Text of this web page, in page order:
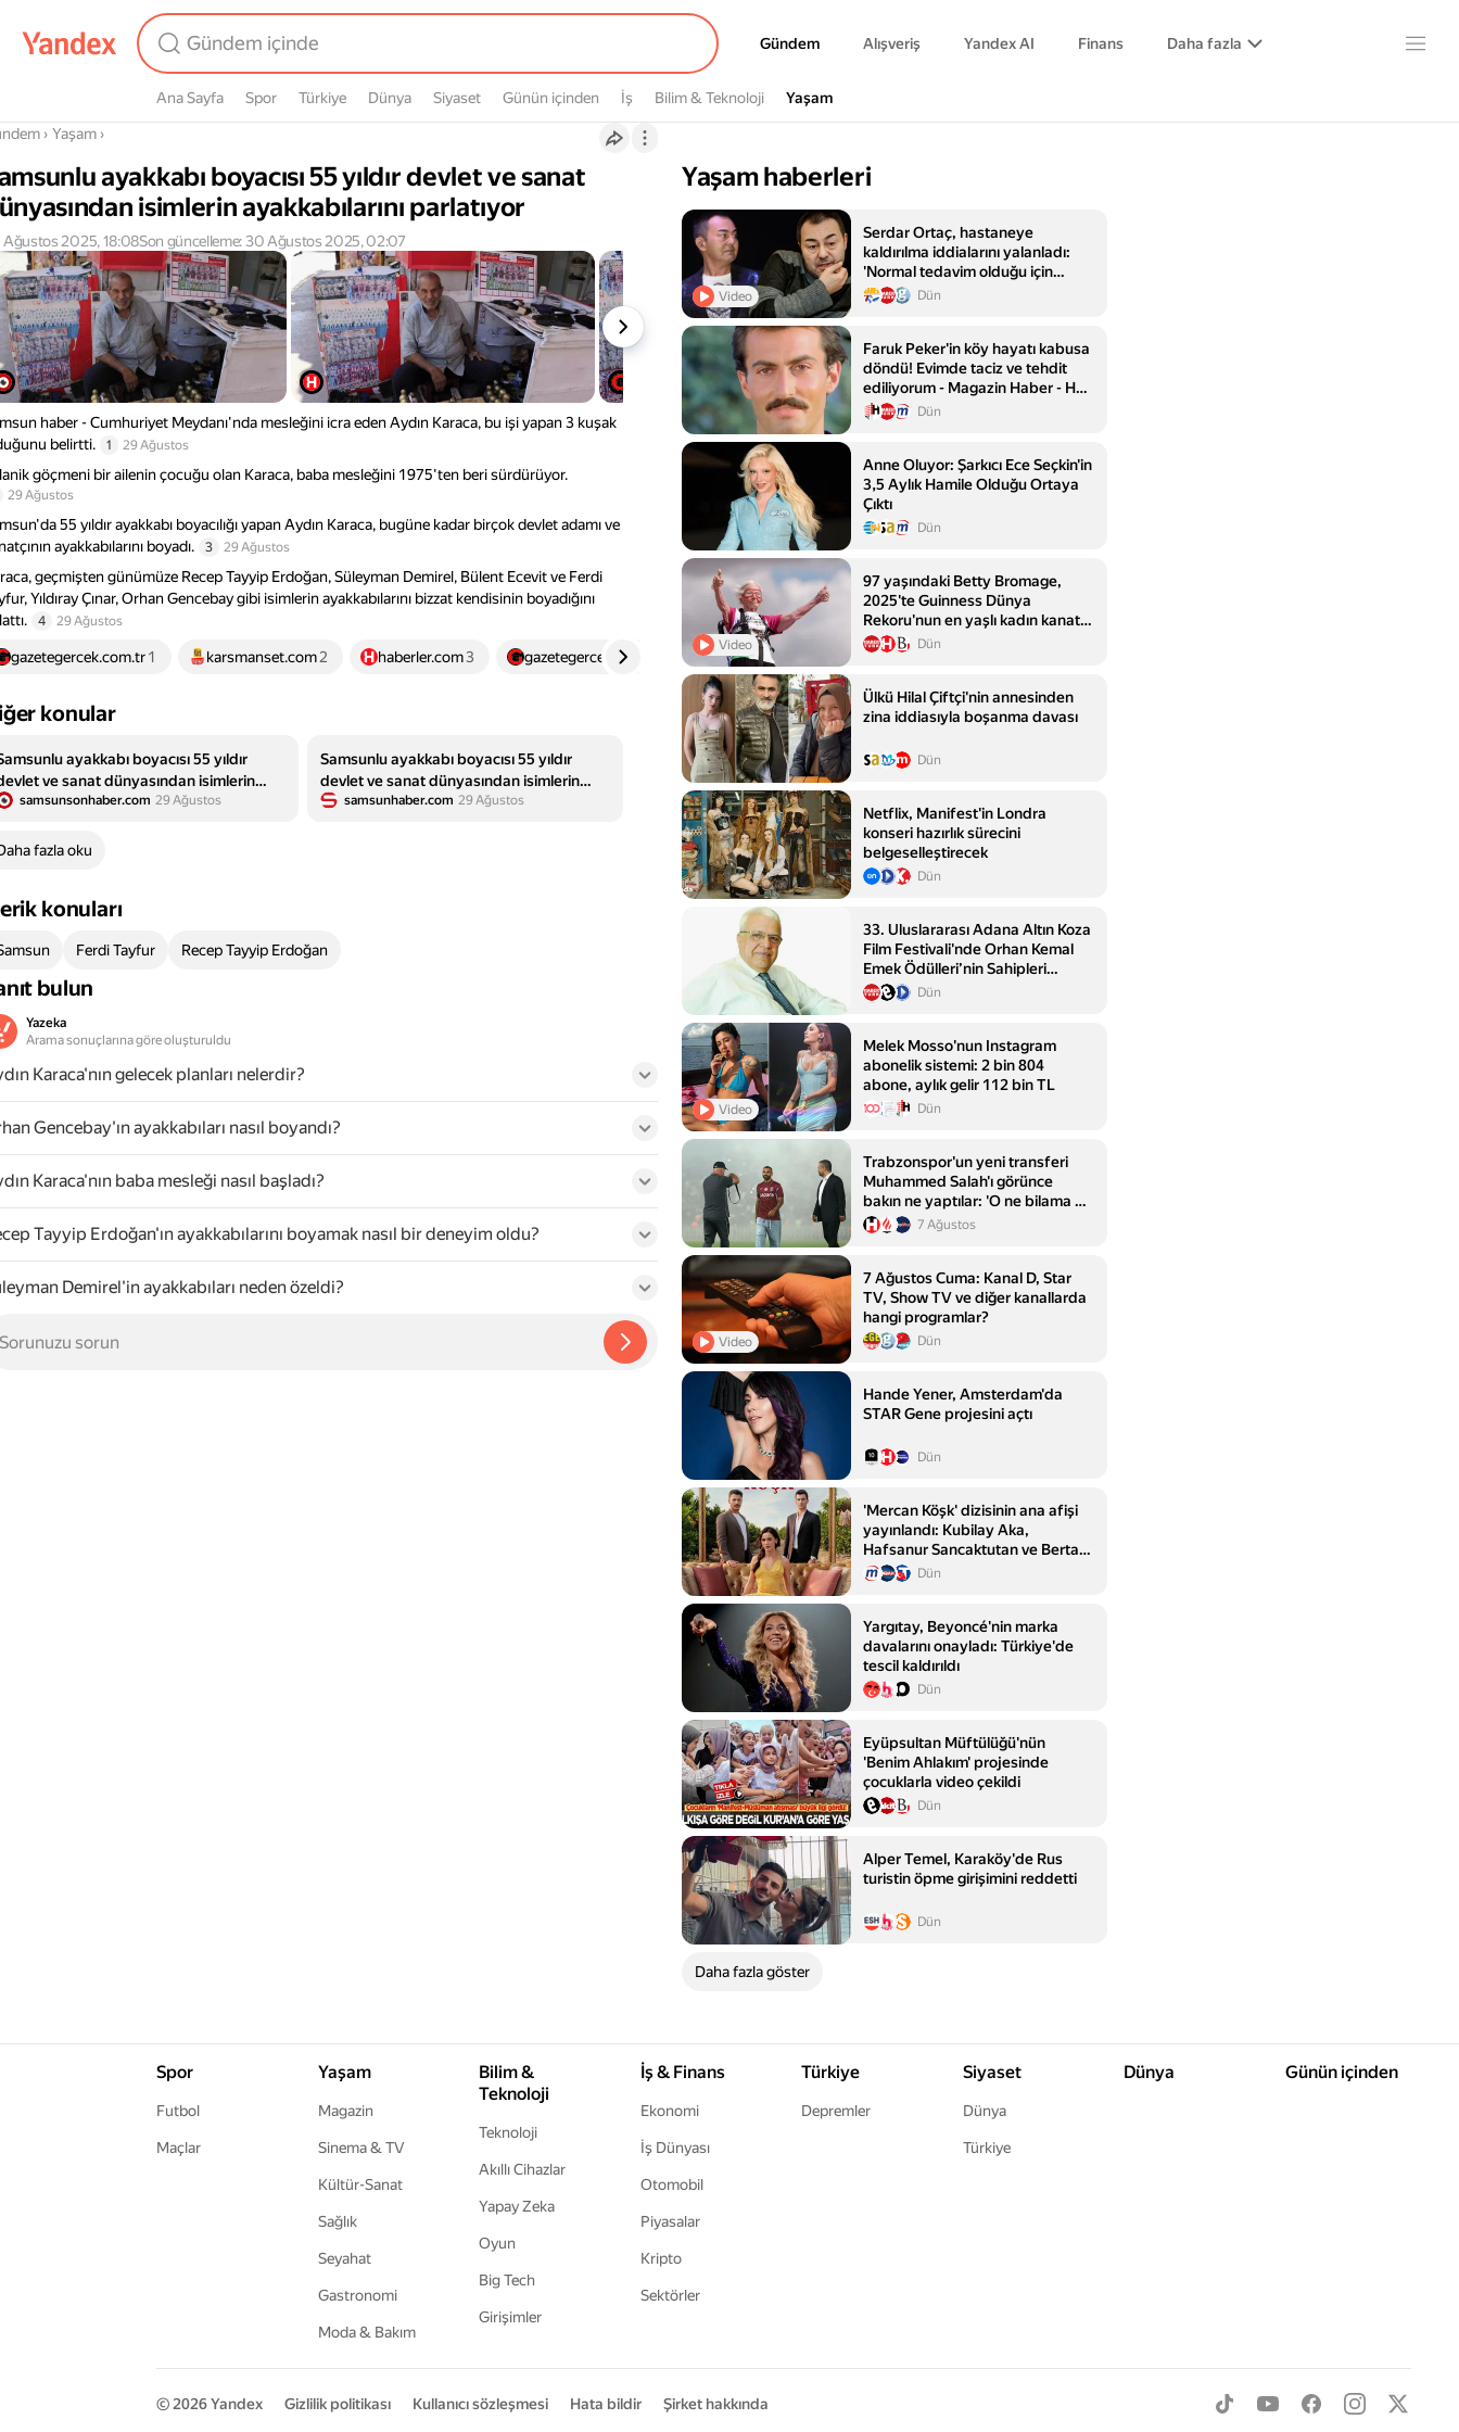
Gündem
Gündem Alışveriş Yandex AI Finans Daha fazla
Ana Sayfa Spor Türkiye Dünya Siyaset Günün içinden İş Bilim & Teknoloji Yaşam
Yaşam
› Yaşam ›
ayakkabı boyacısı 55 yıldır devlet ve sanat
isimlerin ayakkabılarını parlatıyor
Ağustos 2025, 18:08Son güncelleme: 30 Ağustos 2025, 02:07
haber - Cumhuriyet Meydanı'nda mesleğini icra eden Aydın Karaca, bu işi yapan 3 kuşak
belirtti.
1 29 Ağustos
göçmeni bir ailenin çocuğu olan Karaca, baba mesleğini 1975'ten beri sürdürüyor.
29 Ağustos
55 yıldır ayakkabı boyacılığı yapan Aydın Karaca, bugüne kadar birçok devlet adamı ve
ayakkabılarını boyadı.
3 29 Ağustos
geçmişten günümüze Recep Tayyip Erdoğan, Süleyman Demirel, Bülent Ecevit ve Ferdi
Yıldıray Çınar, Orhan Gencebay gibi isimlerin ayakkabılarını bizzat kendisinin boyadığını
4 29 Ağustos
gazetegercek.com.tr1 karsmanset.com2 haberler.com3 gazetegercek.com.tr
konular
ayakkabı boyacısı 55 yıldır
ve sanat dünyasından isimlerin
parlatıyor - Samsun Son
samsunsonhaber.com 29 Ağustos
Samsunlu ayakkabı boyacısı 55 yıldır
devlet ve sanat dünyasından isimlerin
ayakkabılarını parlatıyor.
samsunhaber.com 29 Ağustos
fazla oku
konuları
Ferdi Tayfur Recep Tayyip Erdoğan
bulun
Yazeka
Arama sonuçlarına göre oluşturuldu
Karaca'nın gelecek planları nelerdir?
Gencebay'ın ayakkabıları nasıl boyandı?
Karaca'nın baba mesleği nasıl başladı?
Tayyip Erdoğan'ın ayakkabılarını boyamak nasıl bir deneyim oldu?
Demirel'in ayakkabıları neden özeldi?
Yaşam haberleri
Video
Serdar Ortaç, hastaneye
kaldırılma iddialarını yalanladı:
'Normal tedavim olduğu için
hastanedeydim'
Dün
Faruk Peker'in köy hayatı kabusa
döndü! Evimde taciz ve tehdit
ediliyorum - Magazin Haber - HT
MagazinDün
Anne Oluyor: Şarkıcı Ece Seçkin'in
3,5 Aylık Hamile Olduğu Ortaya
Çıktı
Dün
Video
97 yaşındaki Betty Bromage,
2025'te Guinness Dünya
Rekoru'nun en yaşlı kadın kanat
yürüyüşçüsüne sahip oldu
Dün
Ülkü Hilal Çiftçi'nin annesinden
zina iddiasıyla boşanma davası
Dün
Netflix, Manifest'in Londra
konseri hazırlık sürecini
belgeselleştirecek
Dün
33. Uluslararası Adana Altın Koza
Film Festivali'nde Orhan Kemal
Emek Ödülleri’nin Sahipleri
AçıklandıDün
Video
Melek Mosso'nun Instagram
abonelik sistemi: 2 bin 804
abone, aylık gelir 112 bin TL
Dün
Trabzonspor'un yeni transferi
Muhammed Salah'ı görünce
bakın ne yaptılar: 'O ne bilama bir
şey'
7 Ağustos
Video
7 Ağustos Cuma: Kanal D, Star
TV, Show TV ve diğer kanallarda
hangi programlar?
Dün
Hande Yener, Amsterdam'da
STAR Gene projesini açtı
Dün
'Mercan Köşk' dizisinin ana afişi
yayınlandı: Kubilay Aka,
Hafsanur Sancaktutan ve Bertan
Asllani
Dün
Yargıtay, Beyoncé'nin marka
davalarını onayladı: Türkiye'de
tescil kaldırıldı
Dün
Eyüpsultan Müftülüğü'nün
'Benim Ahlakım' projesinde
çocuklarla video çekildi
Dün
Alper Temel, Karaköy'de Rus
turistin öpme girişimini reddetti
Dün
Daha fazla göster
Spor
Futbol
Maçlar
Yaşam
Magazin
Sinema & TV
Kültür-Sanat
Sağlık
Seyahat
Gastronomi
Moda & Bakım
Bilim &
Teknoloji
Teknoloji
Akıllı Cihazlar
Yapay Zeka
Oyun
Big Tech
Girişimler
İş & Finans
Ekonomi
İş Dünyası
Otomobil
Piyasalar
Kripto
Sektörler
Türkiye
Depremler
Siyaset
Dünya
Türkiye
Dünya Günün içinden
© 2026Yandex Gizlilik politikası Kullanıcı sözleşmesi Hata bildir Şirket hakkında